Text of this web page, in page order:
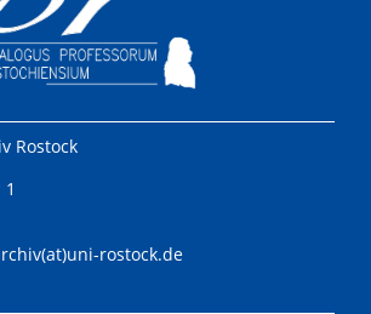
Rostock
rostock.de